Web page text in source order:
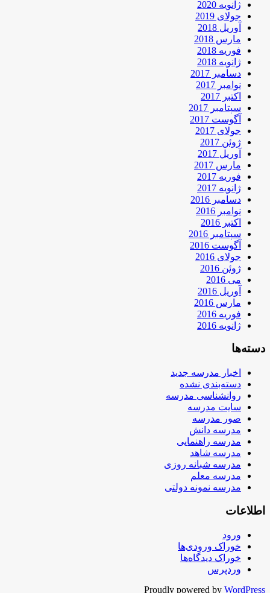
ژانویه 2020
جولای 2019
آوریل 2018
مارس 2018
فوریه 2018
ژانویه 2018
دسامبر 2017
نوامبر 2017
اکتبر 2017
سپتامبر 2017
آگوست 2017
جولای 2017
ژوئن 2017
آوریل 2017
مارس 2017
فوریه 2017
ژانویه 2017
دسامبر 2016
نوامبر 2016
اکتبر 2016
سپتامبر 2016
آگوست 2016
جولای 2016
ژوئن 2016
می 2016
آوریل 2016
مارس 2016
فوریه 2016
ژانویه 2016
دسته‌ها
اخبار مدرسه جدید
دسته‌بندی نشده
روانشناسی مدرسه
سایت مدرسه
صور مدرسه
مدرسه دانش
مدرسه راهنمایی
مدرسه شاهد
مدرسه شبانه روزی
مدرسه معلم
مدرسه نمونه دولتی
اطلاعات
ورود
خوراک ورودی‌ها
خوراک دیدگاه‌ها
وردپرس
Proudly powered by WordPress